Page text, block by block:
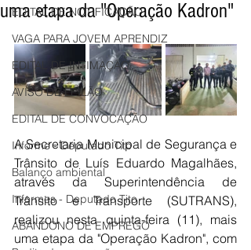
EDITAL DE NOTIFICAÇÃO
VAGA PARA JOVEM APRENDIZ
EDITAL DE INTIMAÇÃO
AVISO DE LEILÃO
EDITAL DE CONVOCAÇÃO
Informe - Deputado Tito
Balanço ambiental
Informes - Deputado Tito
ABANDONO DE EMPREGO
uma etapa da "Operação Kadron"
A Secretaria Municipal de Segurança e
Trânsito de Luís Eduardo Magalhães,
através da Superintendência de
Trânsito e Transporte (SUTRANS),
realizou nesta quinta-feira (11), mais
uma etapa da "Operação Kadron", com